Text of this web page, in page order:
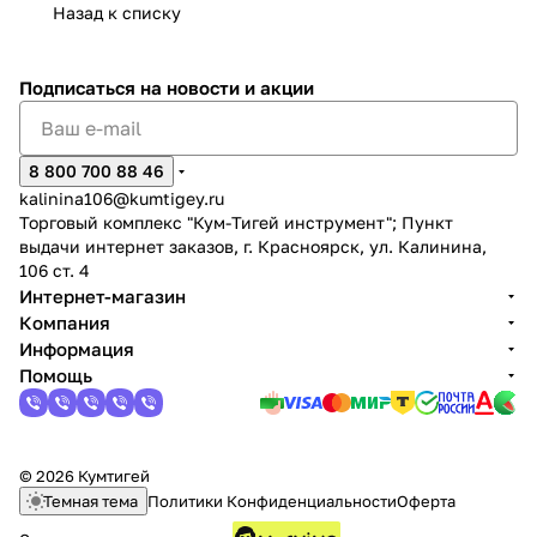
Назад к списку
Подписаться на новости и акции
8 800 700 88 46
kalinina106@kumtigey.ru
Торговый комплекс "Кум-Тигей инструмент"; Пункт
выдачи интернет заказов, г. Красноярск, ул. Калинина,
106 ст. 4
Интернет-магазин
Компания
Информация
Помощь
© 2026 Кумтигей
Темная тема Политики КонфиденциальностиОферта